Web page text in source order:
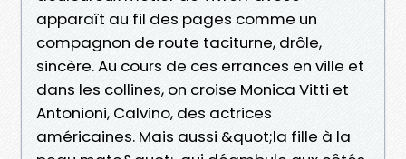
apparaît au fil des pages comme un
compagnon de route taciturne, drôle,
sincère. Au cours de ces errances en ville et
dans les collines, on croise Monica Vitti et
Antonioni, Calvino, des actrices
américaines. Mais aussi &quot;la fille à la